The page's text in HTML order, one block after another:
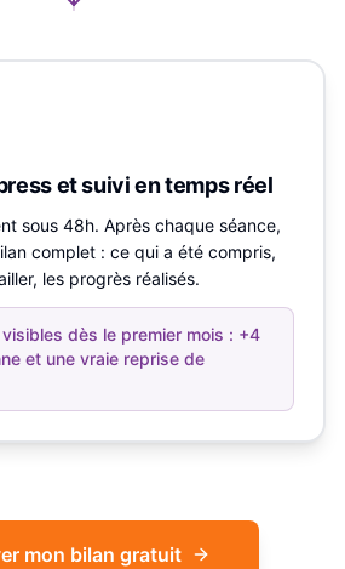
et suivi en temps réel
sous 48h. Après chaque séance,
complet : ce qui a été compris,
les progrès réalisés.
dès le premier mois : +4
et une vraie reprise de
mon bilan gratuit